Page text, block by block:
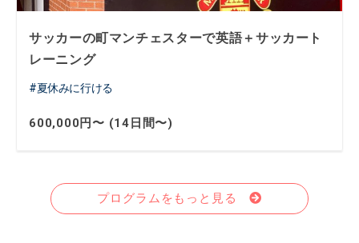
サッカーの町マンチェスターで英語＋サッカート
レーニング
夏休みに行ける
600,000円〜 (14日間〜)
プログラムをもっと見る